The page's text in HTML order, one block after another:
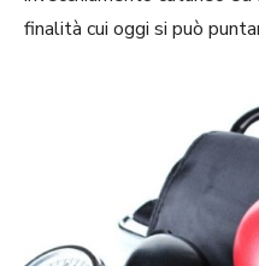
finalità cui oggi si può